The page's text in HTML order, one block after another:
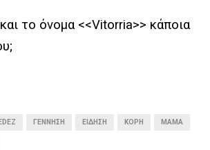
το όνομα <<Vitorria>> κάποια
ΓΈΝΝΗΣΗ ΕΊΔΗΣΗ ΚΌΡΗ ΜΑΜΆ